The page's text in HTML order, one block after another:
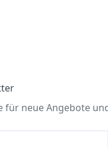
für neue Angebote